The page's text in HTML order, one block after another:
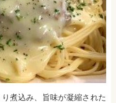
煮込み、旨味が凝縮された